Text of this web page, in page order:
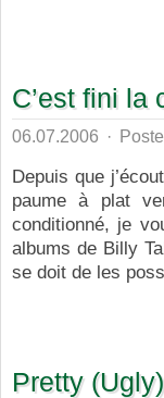
C’est fini la
06.07.2006 ·
Depuis que
paume à plat
conditionné, je
albums de Billy
se doit de les
Pretty